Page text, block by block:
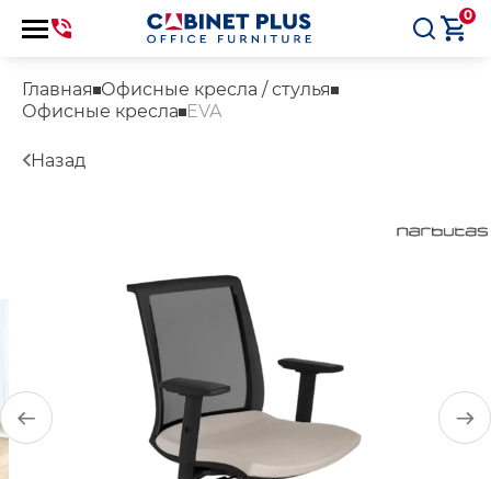
0
Главная Офисные кресла / стулья
Офисные кресла EVA
Назад